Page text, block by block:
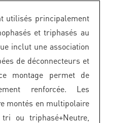
utilisés principalement
et triphasés au
inclut une association
de déconnecteurs et
montage permet de
renforcée. Les
montés en multipolaire
ou triphasé+Neutre,